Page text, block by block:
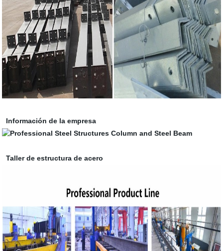
Información de la empresa
Taller de estructura de acero